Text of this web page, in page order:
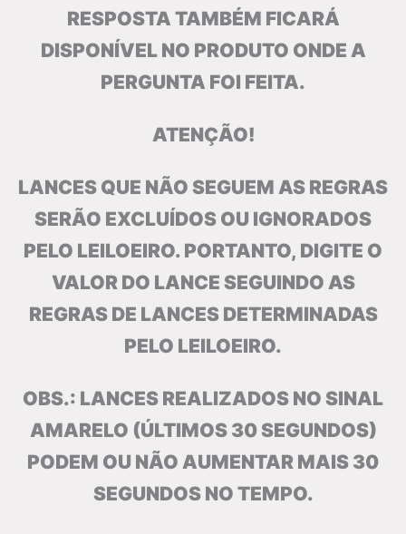
RESPOSTA TAMBÉM FICARÁ
DISPONÍVEL NO PRODUTO ONDE A
PERGUNTA FOI FEITA.
ATENÇÃO!
LANCES QUE NÃO SEGUEM AS REGRAS
SERÃO EXCLUÍDOS OU IGNORADOS
PELO LEILOEIRO. PORTANTO, DIGITE O
VALOR DO LANCE SEGUINDO AS
REGRAS DE LANCES DETERMINADAS
PELO LEILOEIRO.
OBS.: LANCES REALIZADOS NO SINAL
AMARELO (ÚLTIMOS 30 SEGUNDOS)
PODEM OU NÃO AUMENTAR MAIS 30
SEGUNDOS NO TEMPO.